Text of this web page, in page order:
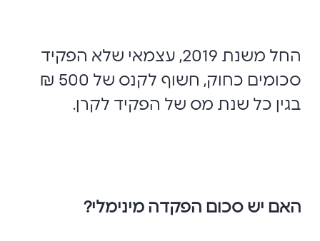
החל משנת 2019, עצמאי שלא הפקיד
סכומים כחוק, חשוף לקנס של 500 ₪
בגין כל שנת מס של הפקיד לקרן.
האם יש סכום הפקדה מינימלי?